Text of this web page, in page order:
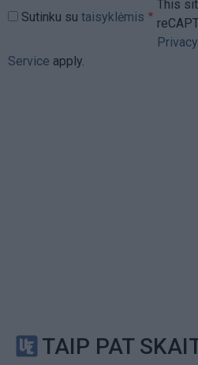
Sutinku su taisyklėmis
This
Service apply.
TAIP PAT